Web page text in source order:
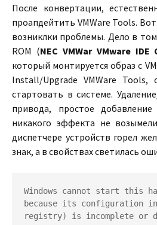
После конвертации,
проапдейтить VMWare Tools.
возниклки проблемы. Дело в
ROM (NEC VMWar VMware IDE
который монтируется образ с
Install/Upgrade VMWare Tools,
стартовать в системе.
привода, простое
никакого эффекта не
диспетчере устройств горел
знак, а в свойствах светилась
Windows cannot start this
because its configuration
registry) is incomplete or